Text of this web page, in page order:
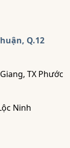
Q.12
TX Phước
Ninh